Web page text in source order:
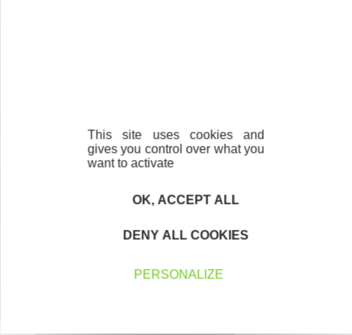
Votre Email
En renseignant mon adresse email, j’accepte de recevoir la newsletter
politique de confidentialité d’Initiative Saint Martin Active
savoir plus sur les traitements de données et mes droits sur celles-ci.
contact@initiative-saint-martin.fr
This site uses cookies and
gives you control over what you
want to activate
OK, ACCEPT ALL
DENY ALL COOKIES
PERSONALIZE